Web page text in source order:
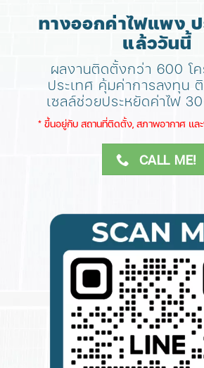
ทางออกค่าไฟแพง
แล้ววันนี้
ผลงานติดตั้งกว่า 600 โ
ประเทศ คุ้มค่าการลงทุน
เซลล์ช่วยประหยัดค่าไฟ
​* ขึ้นอยู่กับ สถานที่ติดตั้ง, สภาพอากาศ​ แล
CALL ME!